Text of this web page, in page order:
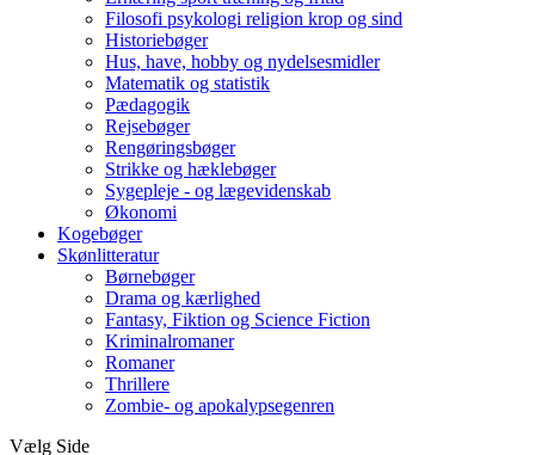
Filosofi psykologi religion krop og sind
Historiebøger
Hus, have, hobby og nydelsesmidler
Matematik og statistik
Pædagogik
Rejsebøger
Rengøringsbøger
Strikke og hæklebøger
Sygepleje - og lægevidenskab
Økonomi
Kogebøger
Skønlitteratur
Børnebøger
Drama og kærlighed
Fantasy, Fiktion og Science Fiction
Kriminalromaner
Romaner
Thrillere
Zombie- og apokalypsegenren
Vælg Side